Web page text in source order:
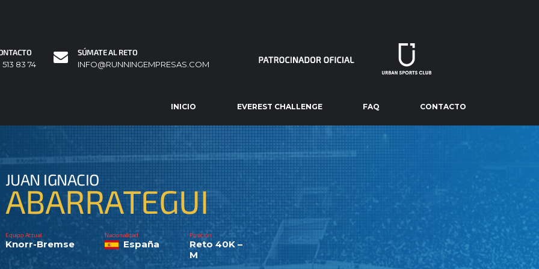
513 83 74
SÚMATE AL RETO
INFO@RUNNINGEMPRESAS.COM
INICIO EVEREST CHALLENGE FAQ CONTACTO
JUAN IGNACIO
ABARRATEGUI
Equipo Actual
Knorr-Bremse
Nacionalidad
España
Posición
Reto 40K –
M